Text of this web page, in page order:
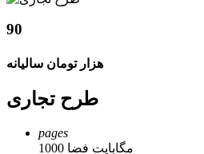
90
هزار تومان سالیانه
طرح تجاری
pages
1000 مگابایت فضا